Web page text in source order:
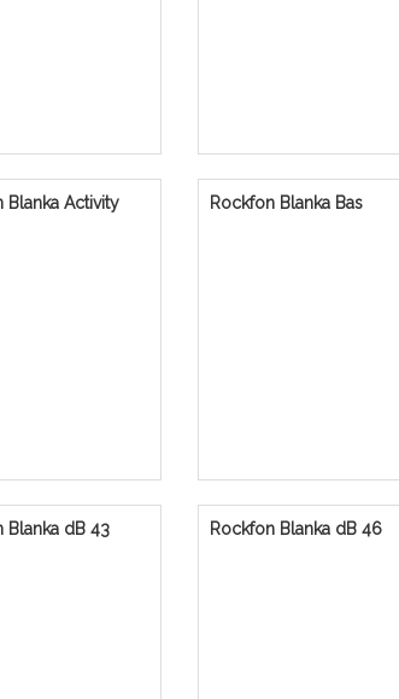
Blanka Activity Rockfon Blanka Bas
Blanka dB 43 Rockfon Blanka dB 46